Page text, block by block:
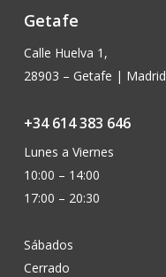
Getafe
Calle Huelva 1,
28903 – Getafe | Madrid
+34 614 383 646
Lunes a Viernes
10:00 – 14:00
17:00 – 20:30
Sábados
Cerrado